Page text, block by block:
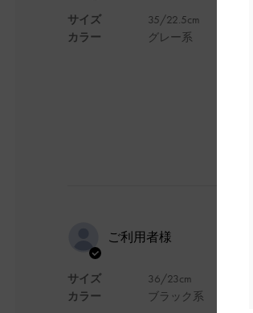
サイズ
カラー
35/22.5cm
グレー系
ご利用者様
サイズ
カラー
36/23cm
ブラック系